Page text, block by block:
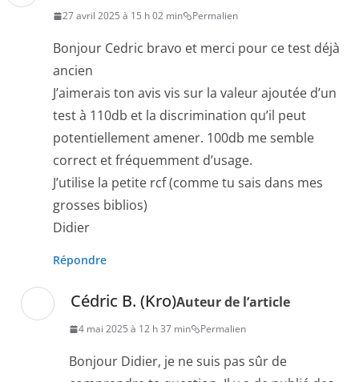
27 avril 2025 à 15 h 02 min Permalien
Bonjour Cedric bravo et merci pour ce test déjà
ancien
J’aimerais ton avis vis sur la valeur ajoutée d’un
test à 110db et la discrimination qu’il peut
potentiellement amener. 100db me semble
correct et fréquemment d’usage.
J’utilise la petite rcf (comme tu sais dans mes
grosses biblios)
Didier
Répondre
Cédric B. (Kro)Auteur de l’article
4 mai 2025 à 12 h 37 min Permalien
Bonjour Didier, je ne suis pas sûr de